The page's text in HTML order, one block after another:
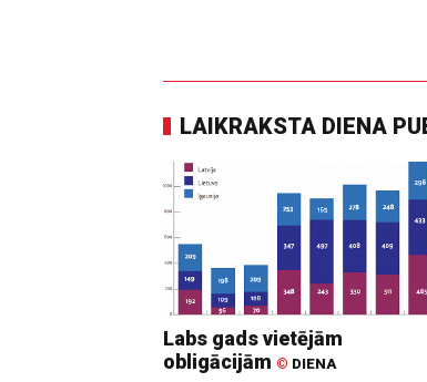
LAIKRAKSTA DIENA
Labs gads vietējām
obligācijām © DIENA